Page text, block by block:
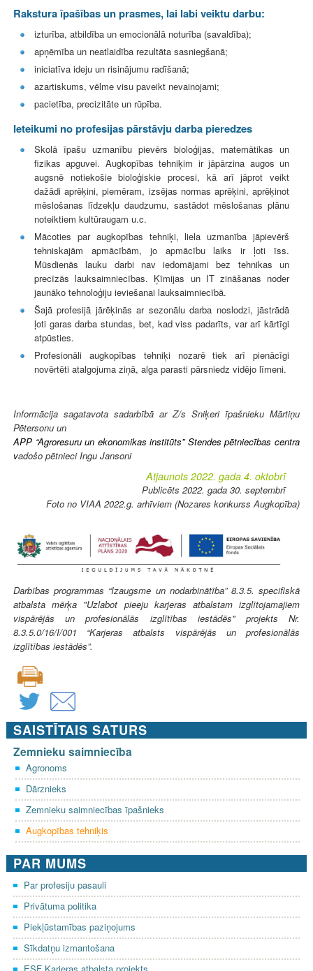
Rakstura īpašības un prasmes, lai labi veiktu darbu:
izturība, atbildība un emocionālā noturība (savaldība);
apņēmība un neatlaidība rezultāta sasniegšanā;
iniciatīva ideju un risinājumu radīšanā;
azartiskums, vēlme visu paveikt nevainojami;
pacietība, precizitāte un rūpība.
Ieteikumi no profesijas pārstāvju darba pieredzes
Skolā īpašu uzmanību pievērs bioloģijas, matemātikas un
fizikas apguvei. Augkopības tehniķim ir jāpārzina augos un
augsnē notiekošie bioloģiskie procesi, kā arī jāprot veikt
dažādi aprēķini, piemēram, izsējas normas aprēķini, aprēķinot
mēslošanas līdzekļu daudzumu, sastādot mēslošanas plānu
noteiktiem kultūraugam u.c.
Mācoties par augkopības tehniķi, liela uzmanība jāpievērš
tehniskajām apmācībām, jo apmācību laiks ir ļoti īss.
Mūsdienās lauku darbi nav iedomājami bez tehnikas un
precīzās lauksaimniecības. Ķīmijas un IT zināšanas noder
jaunāko tehnoloģiju ieviešanai lauksaimniecībā.
Šajā profesijā jārēķinās ar sezonālu darba noslodzi, jāstrādā
ļoti garas darba stundas, bet, kad viss padarīts, var arī kārtīgi
atpūsties.
Profesionāli augkopības tehniķi nozarē tiek arī pienācīgi
novērtēti atalgojuma ziņā, alga parasti pārsniedz vidējo līmeni.
Informācija sagatavota sadarbībā ar Z/s Sniķeri īpašnieku Mārtiņu
Pētersonu un
APP “Agroresuru un ekonomikas institūts” Stendes pētniecības centra
vadošo pētnieci Ingu Jansoni
Atjaunots 2022. gada 4. oktobrī
Publicēts 2022. gada 30. septembrī
Foto no VIAA 2022.g. arhīviem (Nozares konkurss Augkopība)
Darbības programmas “Izaugsme un nodarbinātība” 8.3.5. specifiskā
atbalsta mērķa "Uzlabot pieeju karjeras atbalstam izglītojamajiem
vispārējās un profesionālās izglītības iestādēs" projekts Nr.
8.3.5.0/16/I/001 “Karjeras atbalsts vispārējās un profesionālās
izglītības iestādēs”.
SAISTĪTAIS SATURS
Zemnieku saimniecība
Agronoms
Dārznieks
Zemnieku saimniecības īpašnieks
Augkopības tehniķis
PAR MUMS
Par profesiju pasauli
Privātuma politika
Piekļūstamības paziņojums
Sīkdatņu izmantošana